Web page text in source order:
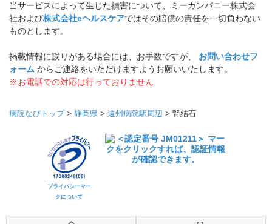
当サービスによって生じた損害について、ミーカンパニー株式会
社および株式会社eヘルスケアではその賠償の責任を一切負わない
ものとします。
掲載情報に誤りがある場合には、お手数ですが、 お問い合わせフ
ォーム からご連絡をいただけますようお願いいたします。
※お電話での対応は行っておりません
病院なびトップ> 静岡県 > 遠州病院駅周辺 > 腎結石
プライバシーマー
クについて